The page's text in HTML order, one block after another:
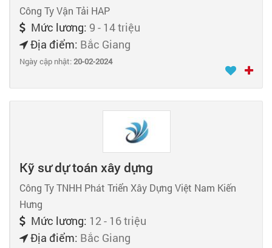
Công Ty Vận Tải HAP
Mức lương: 9 - 14 triệu
Địa điểm: Bắc Giang
Ngày cập nhật:20-02-2024
Kỹ sư dự toán xây dựng
Công Ty TNHH Phát Triển Xây Dựng Việt Nam Kiến
Hưng
Mức lương: 12 - 16 triệu
Địa điểm: Bắc Giang